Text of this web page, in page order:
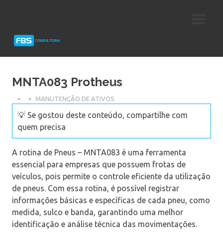
Protheus
MNTA083 Protheus
MANUTENÇÃO DE ATIVOS
💡 Se gostou deste conteúdo, compartilhe com
quem precisa
A rotina de Pneus – MNTA083 é uma ferramenta
essencial para empresas que possuem frotas de
veículos, pois permite o controle eficiente da utilização
de pneus. Com essa rotina, é possível registrar
informações básicas e específicas de cada pneu, como
medida, sulco e banda, garantindo uma melhor
identificação e análise técnica das movimentações.